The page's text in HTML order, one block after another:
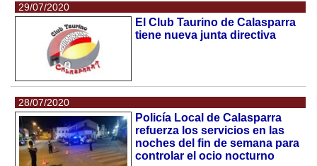
29/07/2020
El Club Taurino de Calasparra
tiene nueva junta directiva
28/07/2020
Policía Local de Calasparra
refuerza los servicios en las
noches del fin de semana para
controlar el ocio nocturno